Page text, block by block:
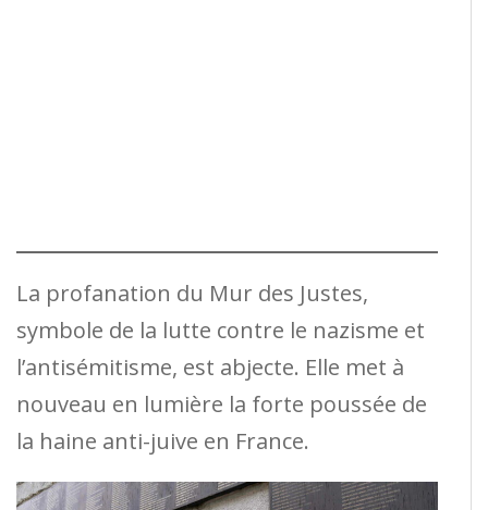
La profanation du Mur des Justes,
symbole de la lutte contre le nazisme et
l’antisémitisme, est abjecte. Elle met à
nouveau en lumière la forte poussée de
la haine anti-juive en France.